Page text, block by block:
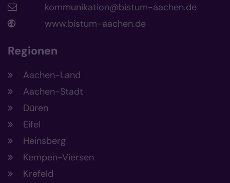
kommunikation@bistum-aachen.de
www.bistum-aachen.de
Regionen
Aachen-Land
Aachen-Stadt
Düren
Eifel
Heinsberg
Kempen-Viersen
Krefeld